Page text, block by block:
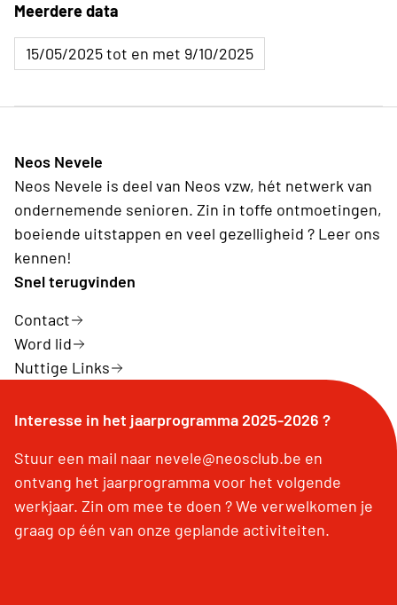
Meerdere data
15/05/2025 tot en met 9/10/2025
Neos Nevele
Neos Nevele is deel van Neos vzw, hét netwerk van
ondernemende senioren. Zin in toffe ontmoetingen,
boeiende uitstappen en veel gezelligheid ? Leer ons
kennen!
Snel terugvinden
Contact
Word lid
Nuttige Links
Interesse in het jaarprogramma 2025-2026 ?
Stuur een mail naar nevele@neosclub.be en
ontvang het jaarprogramma voor het volgende
werkjaar. Zin om mee te doen ? We verwelkomen je
graag op één van onze geplande activiteiten.